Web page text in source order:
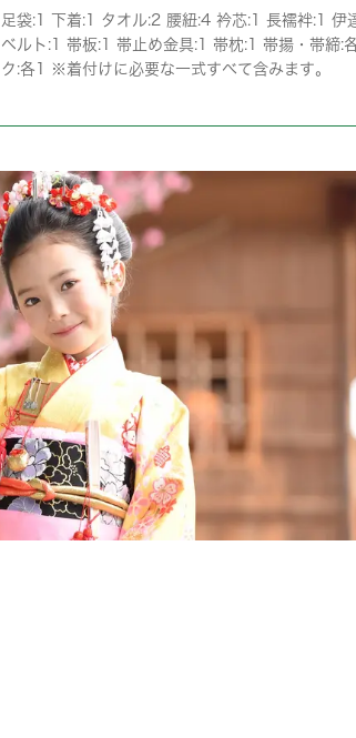
足袋:1 下着:1 タオル:2 腰紐:4 衿芯:1 長襦袢:1 伊
ベルト:1 帯板:1 帯止め金具:1 帯枕:1 帯揚・帯締:
ク:各1 ※着付けに必要な一式すべて含みます。